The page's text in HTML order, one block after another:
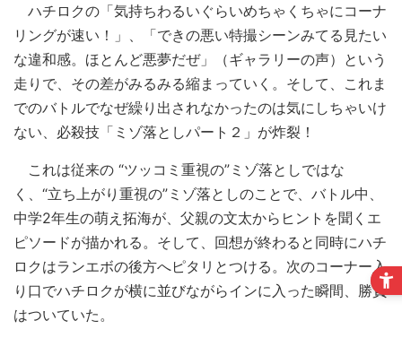
ハチロクの「気持ちわるいぐらいめちゃくちゃにコーナ
リングが速い！」、「できの悪い特撮シーンみてる見たい
な違和感。ほとんど悪夢だぜ」（ギャラリーの声）という
走りで、その差がみるみる縮まっていく。そして、これま
でのバトルでなぜ繰り出されなかったのは気にしちゃいけ
ない、必殺技「ミゾ落としパート２」が炸裂！
これは従来の “ツッコミ重視の”ミゾ落としではな
く、“立ち上がり重視の”ミゾ落としのことで、バトル中、
中学2年生の萌え拓海が、父親の文太からヒントを聞くエ
ピソードが描かれる。そして、回想が終わると同時にハチ
ロクはランエボの後方へピタリとつける。次のコーナー入
り口でハチロクが横に並びながらインに入った瞬間、勝負
はついていた。